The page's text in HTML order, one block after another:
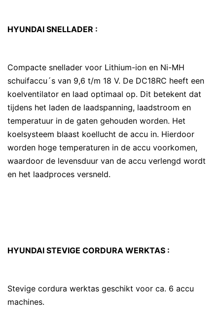
HYUNDAI SNELLADER :
Compacte snellader voor Lithium-ion en Ni-MH
schuifaccu´s van 9,6 t/m 18 V. De DC18RC heeft een
koelventilator en laad optimaal op. Dit betekent dat
tijdens het laden de laadspanning, laadstroom en
temperatuur in de gaten gehouden worden. Het
koelsysteem blaast koellucht de accu in. Hierdoor
worden hoge temperaturen in de accu voorkomen,
waardoor de levensduur van de accu verlengd wordt
en het laadproces versneld.
HYUNDAI STEVIGE CORDURA WERKTAS :
Stevige cordura werktas geschikt voor ca. 6 accu
machines.